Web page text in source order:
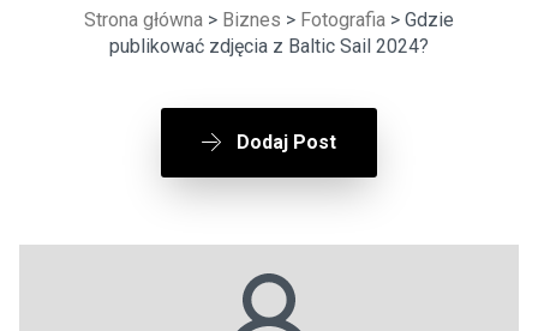
Strona główna > Biznes > Fotografia > Gdzie
publikować zdjęcia z Baltic Sail 2024?
Dodaj Post